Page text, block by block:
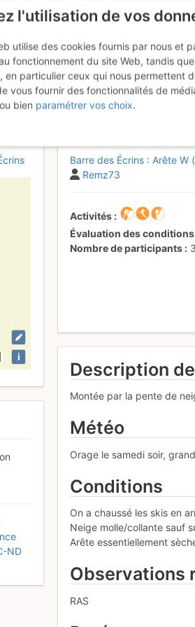
mise à jour du site,si certaines
: Arête W
i
ND
Barre des Écrins : Arête W
Remz73
Activités
Évaluation des conditions
Nombre de participants
3
Description
Montée par la pente de
Météo
Orage le samedi soir,
Conditions
On a chaussé les skis en
Neige molle/collante sauf
Arête essentiellement
Observations
RAS
l'utilisation de vos
utilise des cookies fournis par nous et
fonctionnement du site Web, tandis
en particulier ceux qui nous permettent
vous fournir des fonctionnalités de
bien paramétrer vos choix.